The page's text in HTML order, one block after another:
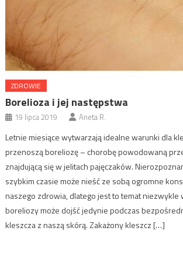
ZDROWIE
Borelioza i jej następstwa
19 lipca 2019 Aneta R.
Letnie miesiące wytwarzają idealne warunki dla
przenoszą boreliozę – chorobę powodowaną
znajdującą się w jelitach pajęczaków.
szybkim czasie może nieść ze sobą ogromne
naszego zdrowia, dlatego jest to temat niezwykle
boreliozy może dojść jedynie podczas
kleszcza z naszą skórą. Zakażony kleszcz […]